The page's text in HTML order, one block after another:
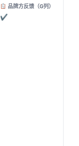
品牌方反馈（G列）
✔